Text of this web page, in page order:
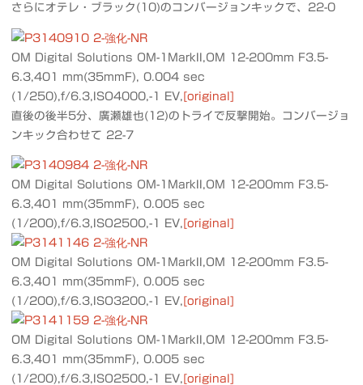
さらにオテレ・ブラック(10)のコンバージョンキックで、22-0
OM Digital Solutions OM-1MarkII,OM 12-200mm F3.5-
6.3,401 mm(35mmF), 0.004 sec
(1/250),f/6.3,ISO4000,-1 EV, [original]
直後の後半5分、廣瀬雄也(12)のトライで反撃開始。コンバージョ
ンキック合わせて 22-7
OM Digital Solutions OM-1MarkII,OM 12-200mm F3.5-
6.3,401 mm(35mmF), 0.005 sec
(1/200),f/6.3,ISO2500,-1 EV, [original]
OM Digital Solutions OM-1MarkII,OM 12-200mm F3.5-
6.3,401 mm(35mmF), 0.005 sec
(1/200),f/6.3,ISO3200,-1 EV, [original]
OM Digital Solutions OM-1MarkII,OM 12-200mm F3.5-
6.3,401 mm(35mmF), 0.005 sec
(1/200),f/6.3,ISO2500,-1 EV, [original]